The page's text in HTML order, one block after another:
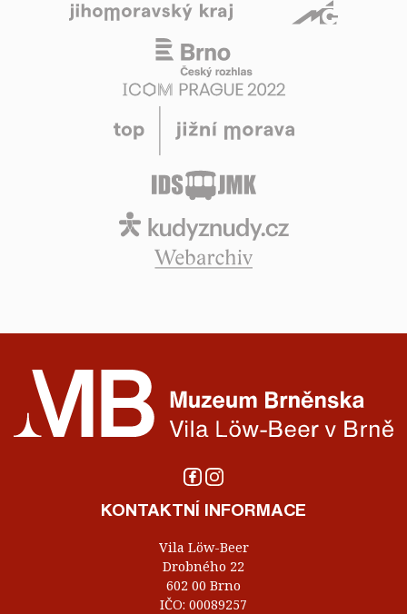
KONTAKTNÍ INFORMACE
Vila Löw-Beer
Drobného 22
602 00 Brno
IČO: 00089257